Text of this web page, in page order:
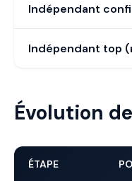
Indépendant
Indépendant top
Évolution
ÉTAPE